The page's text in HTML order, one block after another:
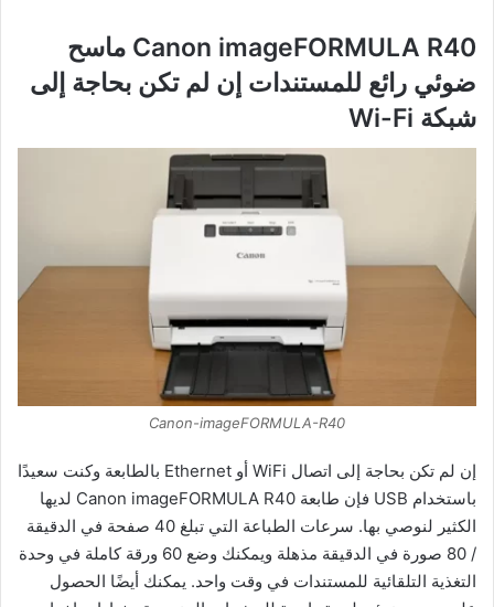
Canon imageFORMULA R40 ماسح
ضوئي رائع للمستندات إن لم تكن بحاجة إلى
شبكة Wi-Fi
Canon-imageFORMULA-R40
إن لم تكن بحاجة إلى اتصال WiFi أو Ethernet بالطابعة وكنت سعيدًا
باستخدام USB فإن طابعة Canon imageFORMULA R40 لديها
الكثير لنوصي بها. سرعات الطباعة التي تبلغ 40 صفحة في الدقيقة
/ 80 صورة في الدقيقة مذهلة ويمكنك وضع 60 ورقة كاملة في وحدة
التغذية التلقائية للمستندات في وقت واحد. يمكنك أيضًا الحصول